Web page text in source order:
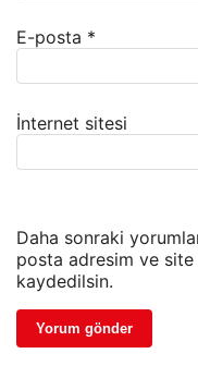
E-posta *
İnternet sitesi
Daha sonraki
posta adresim ve site
kaydedilsin.